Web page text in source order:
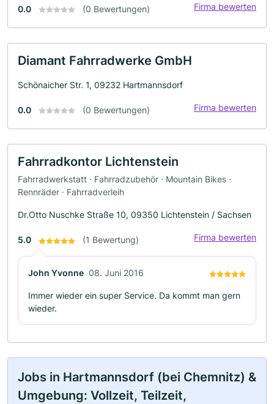
0.0 (0 Bewertungen) Firma bewerten
Diamant Fahrradwerke GmbH
Schönaicher Str. 1, 09232 Hartmannsdorf
0.0 (0 Bewertungen) Firma bewerten
Fahrradkontor Lichtenstein
Fahrradwerkstatt · Fahrradzubehör · Mountain Bikes ·
Rennräder · Fahrradverleih
Dr.Otto Nuschke Straße 10, 09350 Lichtenstein / Sachsen
5.0 (1 Bewertung) Firma bewerten
John Yvonne 08. Juni 2016
Immer wieder ein super Service. Da kommt man gern
wieder.
Jobs in Hartmannsdorf (bei Chemnitz) &
Umgebung: Vollzeit, Teilzeit,